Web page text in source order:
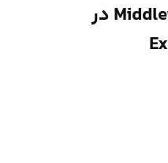
آموزش کار با Middleware در